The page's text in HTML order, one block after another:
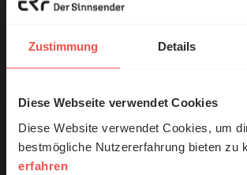
Zustimmung Details
Diese Webseite verwendet Cookies
Diese Website verwendet Cookies, um
bestmögliche Nutzererfahrung bieten zu
erfahren
© Ruth Schneider / ERF